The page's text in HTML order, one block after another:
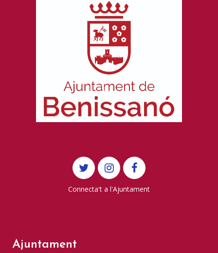
Connecta't a l'Ajuntament
Ajuntament